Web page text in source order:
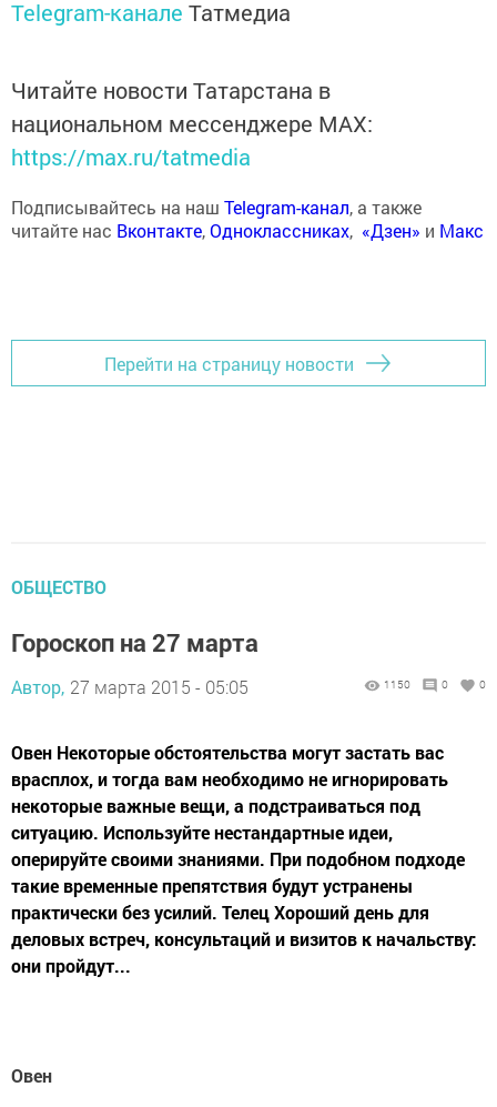
Telegram-канале Татмедиа
Читайте новости Татарстана в
национальном мессенджере MАХ:
https://max.ru/tatmedia
Подписывайтесь на наш Telegram-канал, а также
читайте нас Вконтакте,Одноклассниках, «Дзен» и Макс
Перейти на страницу новости
ОБЩЕСТВО
Гороскоп на 27 марта
Автор, 27 марта 2015 - 05:05 1150 0 0
Овен Некоторые обстоятельства могут застать вас
врасплох, и тогда вам необходимо не игнорировать
некоторые важные вещи, а подстраиваться под
ситуацию. Используйте нестандартные идеи,
оперируйте своими знаниями. При подобном подходе
такие временные препятствия будут устранены
практически без усилий. Телец Хороший день для
деловых встреч, консультаций и визитов к начальству:
они пройдут...
Овен